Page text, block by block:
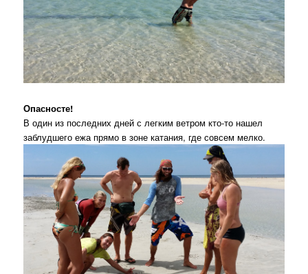
Опасносте!
В один из последних дней с легким ветром кто-то нашел
заблудшего ежа прямо в зоне катания, где совсем мелко.